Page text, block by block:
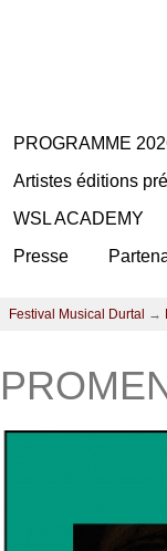
PROGRAMME
Artistes éditions
WSL ACADEMY
Presse
Festival Musical Durtal →